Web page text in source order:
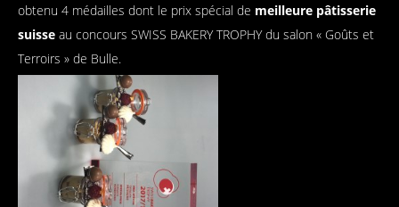
obtenu 4 médailles dont le prix spécial de meilleure pâtisserie
suisse au concours SWISS BAKERY TROPHY du salon « Goûts et
Terroirs » de Bulle.